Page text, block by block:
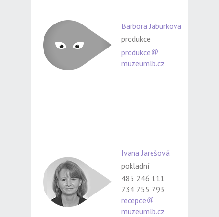
Barbora Jaburková
produkce
produkce
muzeumlb.cz
Ivana Jarešová
pokladní
485 246 111
734 755 793
recepce
muzeumlb.cz